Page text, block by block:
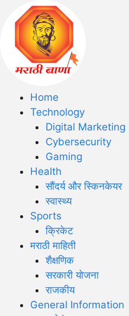
Home
Technology
Digital Marketing
Cybersecurity
Gaming
Health
सौंदर्य और स्किनकेयर
स्वास्थ्य
Sports
क्रिकेट
मराठी माहिती
शैक्षणिक
सरकारी योजना
राजकीय
General Information